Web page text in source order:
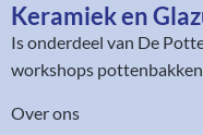
Keramiek en
Is onderdeel van De
workshops
Over ons